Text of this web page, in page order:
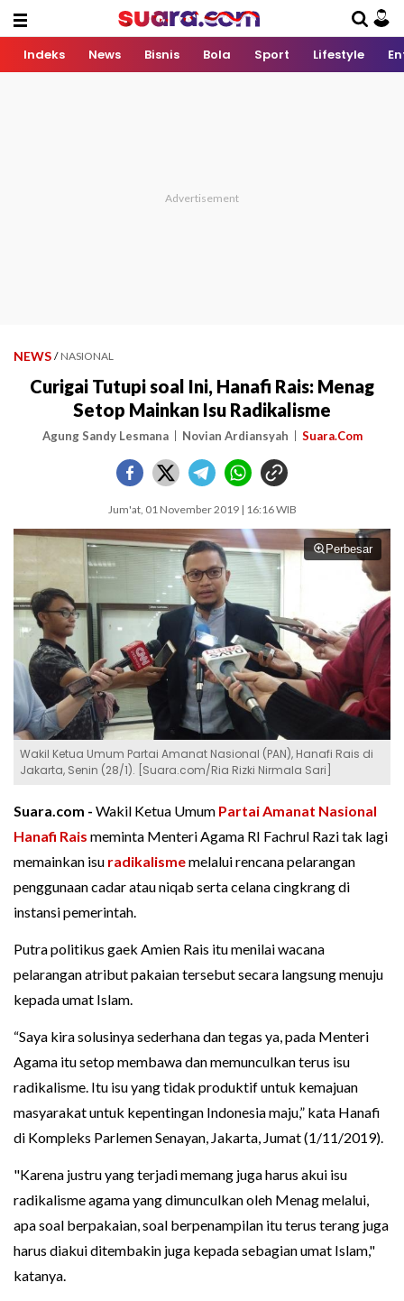
Indeks News Bisnis Bola Sport Lifestyle
NEWS / NASIONAL
Curigai Tutupi soal Ini, Hanafi Rais: Menag
Setop Mainkan Isu Radikalisme
Agung Sandy Lesmana Novian Ardiansyah Suara.Com
Jum'at, 01 November 2019 | 16:16 WIB
Perbesar
Wakil Ketua Umum Partai Amanat Nasional (PAN), Hanafi Rais di
Jakarta, Senin (28/1). [Suara.com/Ria Rizki Nirmala Sari]
Suara.com - Wakil Ketua Umum Partai Amanat Nasional
Hanafi Rais meminta Menteri Agama RI Fachrul Razi tak lagi
memainkan isu radikalismemelalui rencana pelarangan
penggunaan cadar atau niqab serta celana cingkrang di
instansi pemerintah.
Putra politikus gaek Amien Rais itu menilai wacana
pelarangan atribut pakaian tersebut secara langsung menuju
kepada umat Islam.
“Saya kira solusinya sederhana dan tegas ya, pada Menteri
Agama itu setop membawa dan memunculkan terus isu
radikalisme. Itu isu yang tidak produktif untuk kemajuan
masyarakat untuk kepentingan Indonesia maju,” kata Hanafi
di Kompleks Parlemen Senayan, Jakarta, Jumat (1/11/2019).
"Karena justru yang terjadi memang juga harus akui isu
radikalisme agama yang dimunculkan oleh Menag melalui,
apa soal berpakaian, soal berpenampilan itu terus terang juga
harus diakui ditembakin juga kepada sebagian umat Islam,"
katanya.